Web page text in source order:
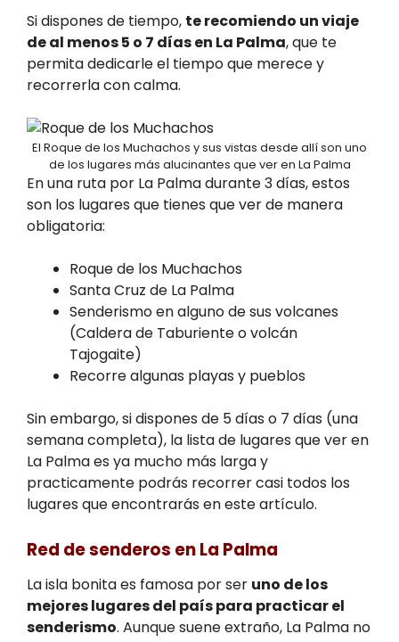
Si dispones de tiempo, te recomiendo un viaje
de al menos 5 o 7 días en La Palma, que te
permita dedicarle el tiempo que merece y
recorrerla con calma.
El Roque de los Muchachos y sus vistas desde allí son uno
de los lugares más alucinantes que ver en La Palma
En una ruta por La Palma durante 3 días, estos
son los lugares que tienes que ver de manera
obligatoria:
Roque de los Muchachos
Santa Cruz de La Palma
Senderismo en alguno de sus volcanes
(Caldera de Taburiente o volcán
Tajogaite)
Recorre algunas playas y pueblos
Sin embargo, si dispones de 5 días o 7 días (una
semana completa), la lista de lugares que ver en
La Palma es ya mucho más larga y
practicamente podrás recorrer casi todos los
lugares que encontrarás en este artículo.
Red de senderos en La Palma
La isla bonita es famosa por ser uno de los
mejores lugares del país para practicar el
senderismo. Aunque suene extraño, La Palma no